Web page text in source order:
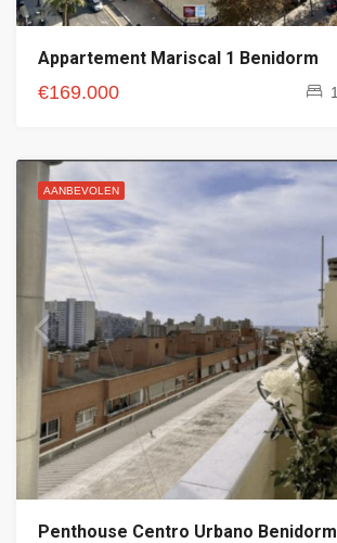
Appartement Mariscal 1 Benidorm
€169.000 1
AANBEVOLEN
Penthouse Centro Urbano Benidorm